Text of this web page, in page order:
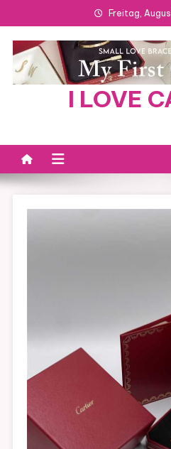
to
content
Freitag,
I LOVE